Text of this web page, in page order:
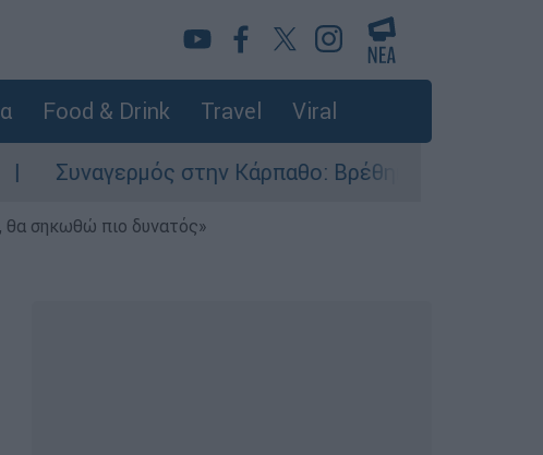
Food & Drink Travel Viral
στην Κάρπαθο: Βρέθηκαν παλιά πυρομαχικά
θα σηκωθώ πιο δυνατός»